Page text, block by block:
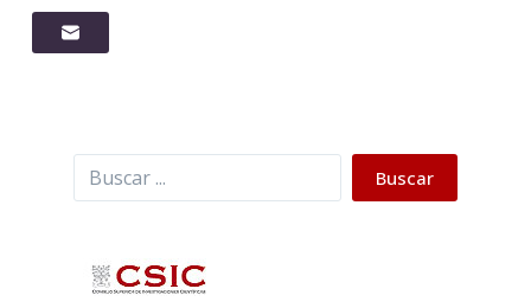
Buscar Buscar